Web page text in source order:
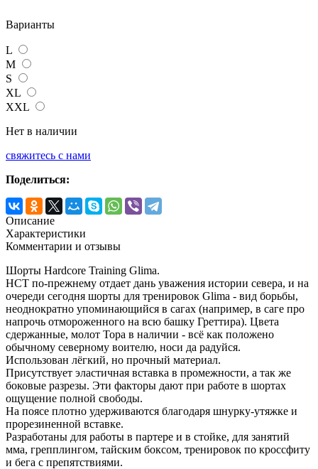
Варианты
L
M
S
XL
XXL
Нет в наличии
свяжитесь с нами
Поделиться:
Описание
Характеристики
Комментарии и отзывы
Шорты Hardcore Training Glima.
НСТ по-прежнему отдает дань уважения истории севера, и на
очереди сегодня шорты для тренировок Glima - вид борьбы,
неоднократно упоминающийся в сагах (например, в саге про
напрочь отмороженного на всю башку Греттира). Цвета
сдержанные, молот Тора в наличии - всё как положено
обычному северному воителю, носи да радуйся.
Использован лёгкий, но прочный материал.
Присутствует эластичная вставка в промежности, а так же
боковые разрезы. Эти факторы дают при работе в шортах
ощущение полной свободы.
На поясе плотно удерживаются благодаря шнурку-утяжке и
прорезиненной вставке.
Разработаны для работы в партере и в стойке, для занятий
мма, грепплингом, тайским боксом, тренировок по кроссфиту
и бега с препятствиями.